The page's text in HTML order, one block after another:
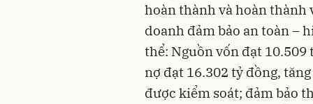
hoàn thành và hoàn
doanh đảm bảo an toàn –
thể: Nguồn vốn đạt 10.509
nợ đạt 16.302 tỷ đồng,
được kiểm soát; đảm bảo